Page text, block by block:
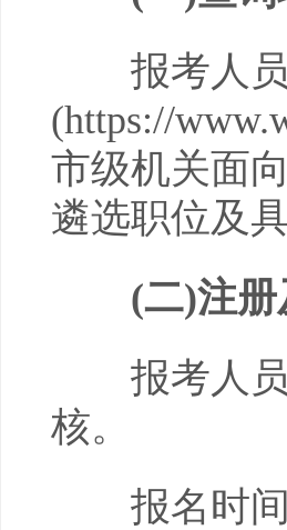
报考人员
(https://
市级机关面
遴选职位及
(二)注册
报考人员
核。
报名时间